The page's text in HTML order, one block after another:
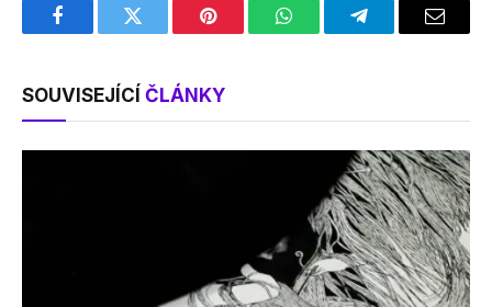
FacebookTwitter Pinterest WhatsAppTelegramEmail
SOUVISEJÍCÍ ČLÁNKY